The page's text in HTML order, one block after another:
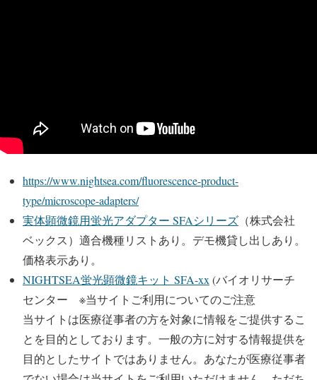
https://www.nightsea.com/fluorescence-product-
type/microscope-adapters/
実体顕微鏡用蛍光アダプター SFAシリーズ （株式会社
ベックス）適合機種リストあり。デモ機貸し出しあり。
価格表示あり。
NIGHTSEA蛍光顕微鏡キット SFA-xx (バイオリサーチ
センター ※当サイトご利用についてのご注意
当サイトは医療従事者の方を対象に情報をご提供するこ
とを目的としております。一般の方に対する情報提供を
目的としたサイトではありません。あなたが医療従事者